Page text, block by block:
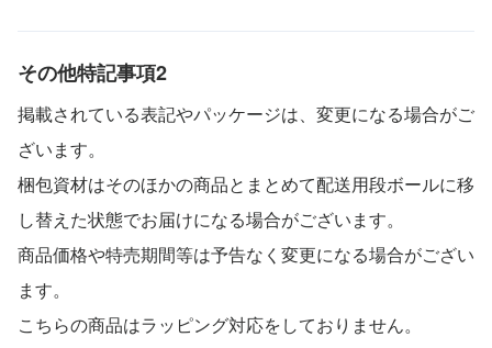
その他特記事項2
掲載されている表記やパッケージは、変更になる場合がご
ざいます。
梱包資材はそのほかの商品とまとめて配送用段ボールに移
し替えた状態でお届けになる場合がございます。
商品価格や特売期間等は予告なく変更になる場合がござい
ます。
こちらの商品はラッピング対応をしておりません。